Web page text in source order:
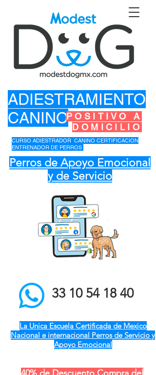
ADIESTRAMIENTO
CANINOPOSITIVO A
DOMICILIO
Perros de Apoyo Emocional
y de Servicio
el mejor entrenador de
perros a domicilio qro ver
pue gdl cdmx mty cdmx
modest dog adiestramiento
33 10 54 18 40
La Unica Escuela Certificada de Mexico
Nacional e internacional Perros de Servicio y
Apoyo Emocional
CURSO ADIESTRADOR CANINO CERTIFICACION
ENTRENADOR DE PERROS